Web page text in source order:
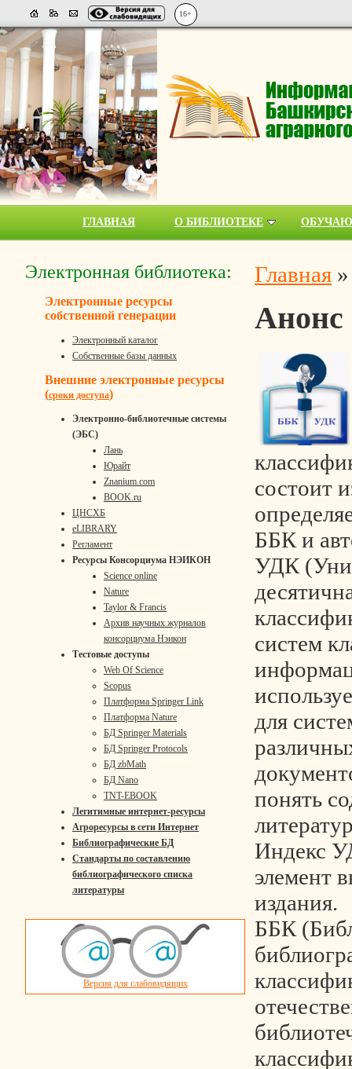
16+
ГЛАВНАЯ О БИБЛИОТЕКЕ
Электронная библиотека:
Электронные ресурсы
собственной генерации
Электронный каталог
Собственные базы данных
Внешние электронные ресурсы
(сроки доступа)
Электронно-библиотечные системы
(ЭБС)
Лань
Юрайт
Znanium.com
BOOK.ru
ЦНСХБ
eLIBRARY
Регламент
Ресурсы Консорциума НЭИКОН
Science online
Nature
Taylor & Francis
Архив научных журналов
консорциума Нэикон
Тестовые доступы
Web Of Science
Scopus
Платформа Springer Link
Платформа Nature
БД Springer Materials
БД Springer Protocols
БД zbMath
БД Nano
TNT-EBOOK
Легитимные интернет-ресурсы
Агроресурсы в сети Интернет
Библиографические БД
Стандарты по составлению
библиографического списка
литературы
Версия для слабовидящих
Главная
Анонс
состоит
ББК и
УДК
систем
для
понять
Индекс
элемент
издания.
ББК